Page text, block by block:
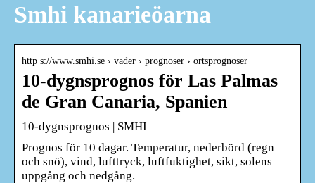
Smhi kanarieöarna
http s://www.smhi.se › vader › prognoser › ortsprognoser
10-dygnsprognos för Las Palmas
de Gran Canaria, Spanien
10-dygnsprognos | SMHI
Prognos för 10 dagar. Temperatur, nederbörd (regn
och snö), vind, lufttryck, luftfuktighet, sikt, solens
uppgång och nedgång.